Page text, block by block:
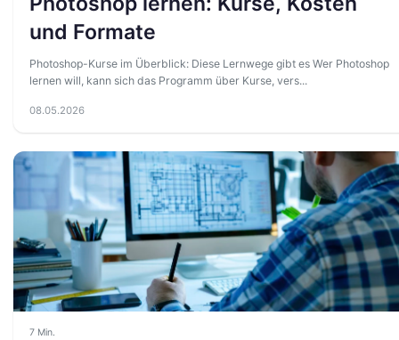
und Formate
Photoshop-Kurse im Überblick: Diese Lernwege gibt es Wer Photoshop
lernen will, kann sich das Programm über Kurse, vers...
08.05.2026
7 Min.